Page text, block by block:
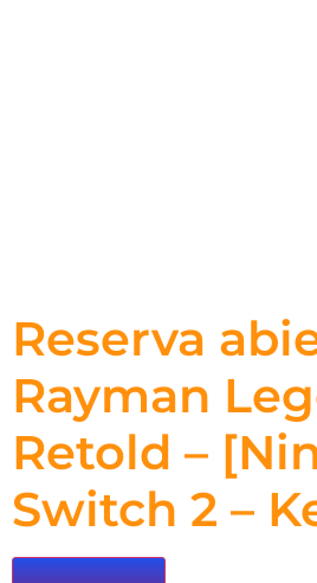
Reserva
Rayman
Retold –
Switch 2 –